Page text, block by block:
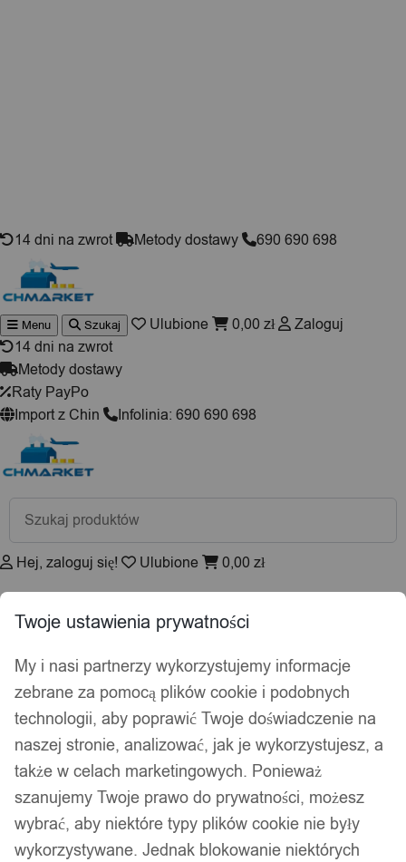
14 dni na zwrot Metody dostawy 690 690 698
Wyszukiwarka
produktów
Menu Szukaj Ulubione 0,00 zł
Zaloguj
14 dni na zwrot
Metody dostawy
Raty PayPo
Import z Chin
Infolinia: 690 690 698
Wyszukiwarka
produktów
Hej, zaloguj się! Ulubione 0,00 zł
Psy i koty
Łazienka
Dekoracje i ozdoby
Drukarki do etykiet
Strona główna/Dom i Ogród/Florystyka/ Kompozycje
kwiatowe
Kompozycje kwiatowe
Twoje ustawienia prywatności
My i nasi partnerzy wykorzystujemy informacje
zebrane za pomocą plików cookie i podobnych
technologii, aby poprawić Twoje doświadczenie na
naszej stronie, analizować, jak je wykorzystujesz, a
także w celach marketingowych. Ponieważ
szanujemy Twoje prawo do prywatności, możesz
wybrać, aby niektóre typy plików cookie nie były
wykorzystywane. Jednak blokowanie niektórych